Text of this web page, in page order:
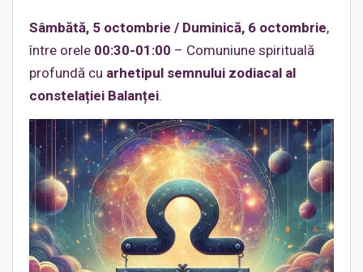
Sâmbătă, 5 octombrie / Duminică, 6 octombrie,
între orele 00:30-01:00 – Comuniune spirituală
profundă cu arhetipul semnului zodiacal al
constelației Balanței.